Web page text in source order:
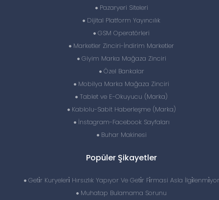
Pazaryeri Siteleri
Dijital Platform Yayıncılık
GSM Operatörleri
Marketler Zinciri-İndirim Marketler
Giyim Marka Mağaza Zinciri
Özel Bankalar
Mobilya Marka Mağaza Zinciri
Tablet ve E-Okuyucu (Marka)
Kablolu-Sabit Haberleşme (Marka)
İnstagram-Facebook Sayfaları
Buhar Makinesi
Popüler Şikayetler
Geti̇r Kuryeleri̇ Hırsızlık Yapıyor Ve Geti̇r Fi̇rmasi Asla İlgi̇lenmi̇yor
Muhatap Bulamama Sorunu